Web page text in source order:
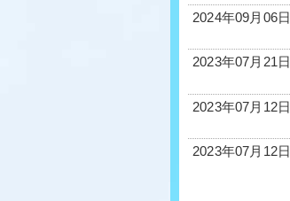
2024年09月06日
2023年07月21日
2023年07月12日
2023年07月12日